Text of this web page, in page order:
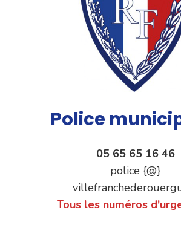
Police
05 65 65 16 46
police {@}
Tous les numéros